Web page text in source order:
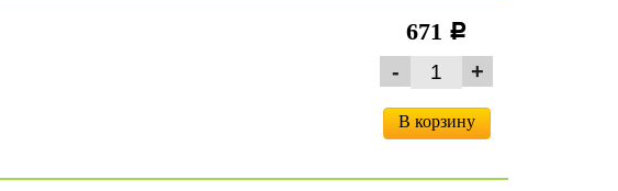
671 c
В корзину